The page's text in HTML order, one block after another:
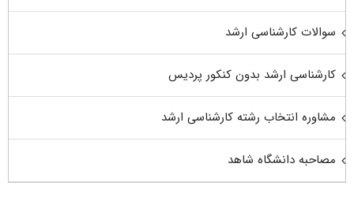
سوالات کارشناسی ارشد
کارشناسی ارشد بدون کنکور پردیس
مشاوره انتخاب رشته کارشناسی ارشد
مصاحبه دانشگاه شاهد